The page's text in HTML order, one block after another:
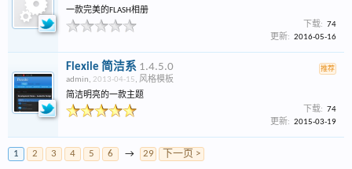
一款完美的FLASH相册
下载: 74
更新: 2016-05-16
推荐
Flexile 简洁系 1.4.5.0
admin, 2013-04-15, 风格模板
简洁明亮的一款主题
下载: 74
更新: 2015-03-19
1 2 3 4 5 6 → 29 下一页 >